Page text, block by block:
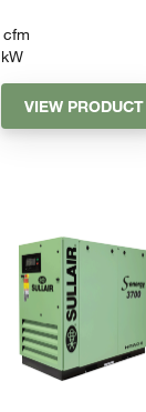
cfm
kW
VIEW PRODUCT